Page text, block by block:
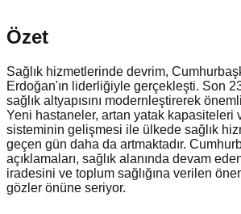
Özet
Sağlık hizmetlerinde devrim,
Erdoğan'ın liderliğiyle gerçekleşti. Son
sağlık altyapısını modernleştirerek önemli
Yeni hastaneler, artan yatak kapasiteleri
sisteminin gelişmesi ile ülkede sağlık
geçen gün daha da artmaktadır.
açıklamaları, sağlık alanında devam
iradesini ve toplum sağlığına verilen
gözler önüne seriyor.